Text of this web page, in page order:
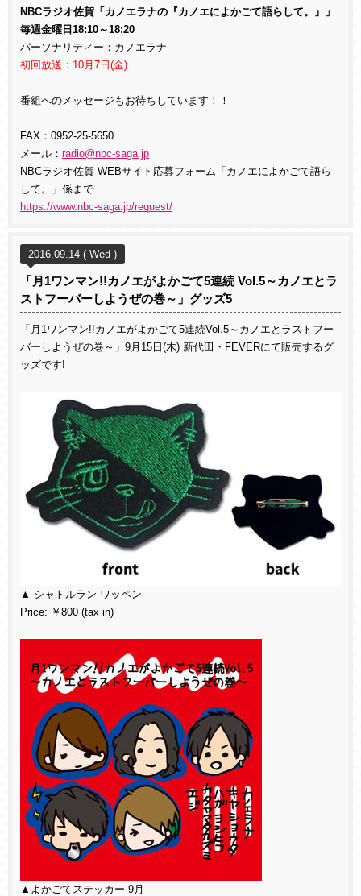
NBCラジオ佐賀 「 カノエラナの 『カノエによかごて語らして。 』
」
毎週金曜日18:10～18:20
パーソナリティー：カノエラナ
初回放送：10月7日(金)
番組へのメッセージもお待ちしています！！
FAX：0952-25-5650
メール： radio@nbc-saga.jp
NBCラジオ佐賀 WEBサイト応募フォーム「カノエによかごて語ら
して。」係まで
https://www.nbc-saga.jp/request/
2016.09.14 ( Wed )
「月1ワンマン!!カノエがよかごて5連続 Vol.5～カノエとラ
ストフーバーしようぜの巻～」グッズ5
「月1ワンマン!!カノエがよかごて5連続Vol.5～カノエとラストフー
バーしようぜの巻～」9月15日(木) 新代田・FEVERにて販売するグ
ッズです!
▲ シャトルラン ワッペン
Price: ￥800 (tax in)
▲よかごてステッカー 9月